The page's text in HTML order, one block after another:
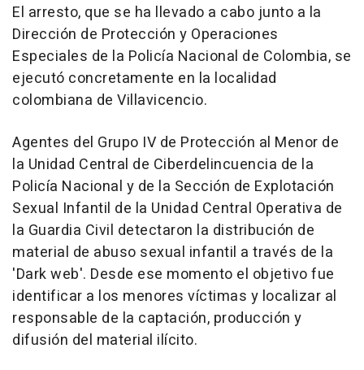
El arresto, que se ha llevado a cabo junto a la
Dirección de Protección y Operaciones
Especiales de la Policía Nacional de Colombia, se
ejecutó concretamente en la localidad
colombiana de Villavicencio.
Agentes del Grupo IV de Protección al Menor de
la Unidad Central de Ciberdelincuencia de la
Policía Nacional y de la Sección de Explotación
Sexual Infantil de la Unidad Central Operativa de
la Guardia Civil detectaron la distribución de
material de abuso sexual infantil a través de la
'Dark web'. Desde ese momento el objetivo fue
identificar a los menores víctimas y localizar al
responsable de la captación, producción y
difusión del material ilícito.